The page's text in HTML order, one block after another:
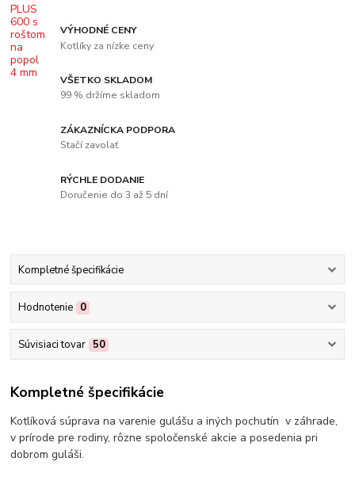
VÝHODNÉ CENY
Kotlíky za nízke ceny
VŠETKO SKLADOM
99 % držíme skladom
ZÁKAZNÍCKA PODPORA
Stačí zavolať
RÝCHLE DODANIE
Doručenie do 3 až 5 dní
Kompletné špecifikácie
Hodnotenie 0
Súvisiaci tovar 50
Kompletné špecifikácie
Kotlíková súprava na varenie gulášu a iných pochutín v záhrade,
v prírode pre rodiny, rôzne spoločenské akcie a posedenia pri
dobrom guláši.